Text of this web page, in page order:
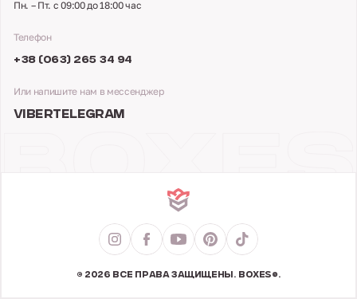
Пн. – Пт. с 09:00 до 18:00 час
Телефон
+38 (063) 265 34 94
Или напишите нам в мессенджер
VIBERTELEGRAM
© 2026 ВСЕ ПРАВА ЗАЩИЩЕНЫ. BOXES®.